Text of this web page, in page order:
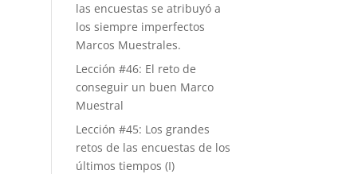
las encuestas se atribuyó a
los siempre imperfectos
Marcos Muestrales.
Lección #46: El reto de
conseguir un buen Marco
Muestral
Lección #45: Los grandes
retos de las encuestas de los
últimos tiempos (I)